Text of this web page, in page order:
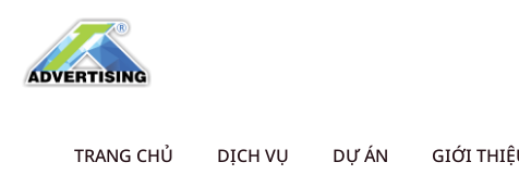
TRANG CHỦ DỊCH VỤ DỰ ÁN GIỚI